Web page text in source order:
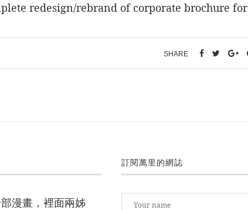
redesign/rebrand of corporate brochure for
SHARE
漫畫，裡面兩姊
訂閱萬里的網誌